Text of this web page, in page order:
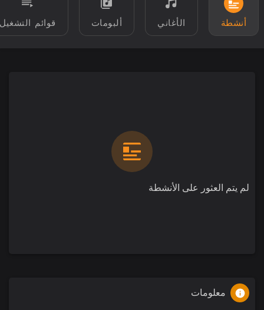
أنشطة الأغاني ألبومات قوائم التشغيل
لم يتم العثور على الأنشطة
معلومات